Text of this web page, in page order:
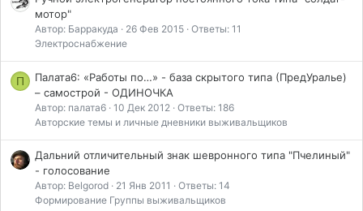
мотор"
Автор: Барракуда 26 Фев 2015 Ответы: 11
Электроснабжение
П
Палата6: «Работы по…» - база скрытого типа (ПредУралье)
– самострой - ОДИНОЧКА
Автор: палата6 10 Дек 2012
Ответы: 186
Авторские темы и личные дневники выживальщиков
Дальний отличительный знак шевронного типа "Пчелиный"
- голосование
Автор: Belgorod 21 Янв 2011
Ответы: 14
Формирование Группы выживальщиков